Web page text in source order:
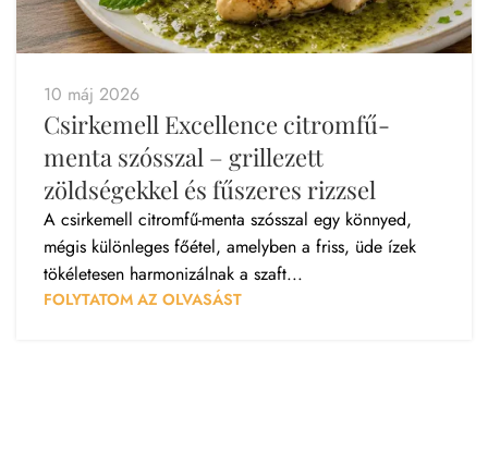
10 máj 2026
Csirkemell Excellence citromfű-
menta szósszal – grillezett
zöldségekkel és fűszeres rizzsel
A csirkemell citromfű-menta szósszal egy könnyed,
mégis különleges főétel, amelyben a friss, üde ízek
tökéletesen harmonizálnak a szaft...
FOLYTATOM AZ OLVASÁST